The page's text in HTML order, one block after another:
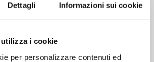
Dettagli Informazioni sui cookie
i cookie
per personalizzare contenuti ed